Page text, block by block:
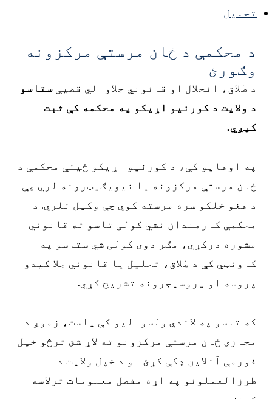
تحلیل
د محکمې د ځان مرستې مرکزونه
وګورئ
د طلاق، انحلال او قانوني جلاوالي قضیې ستاسو
د ولایت د کورنیو اړیکو په محکمه کې ثبت
کیږي.
په اوهایو کې، د کورنیو اړیکو ځینې محکمې د
ځان مرستې مرکزونه یا نیویګیټرونه لري چې
د هغو خلکو سره مرسته کوي چې وکیل نلري. د
محکمې کارمندان نشي کولی تاسو ته قانوني
مشوره درکړي، مګر دوی کولی شي ستاسو په
کاونټي کې د طلاق، تحلیل یا قانوني جلا کیدو
پروسه او پروسیجرونه تشریح کړي.
که تاسو په لاندې ولسوالیو کې یاست، زموږ د
مجازی ځان مرستې مرکزونو ته لاړ شئ ترڅو خپل
فورمې آنلاین ډکې کړئ او د خپل ولایت د
طرزالعملونو په اړه مفصل معلومات ترلاسه